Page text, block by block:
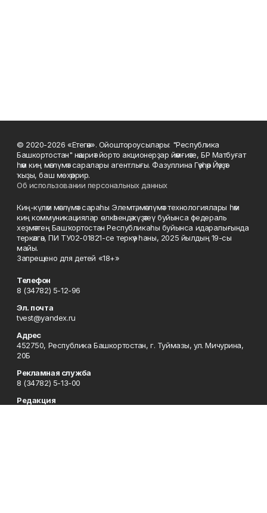
© 2020-2026 «Етегән». Ойоштороусылары: "Республика
Башкортостан" нәшриәт йорто акционерҙар йәмғиәте, БР Матбуғат
һәм киң мәғлүмәт саралары агентлығы. Фазуллина Гәүһәр Йәүҙәт
ҡыҙы, баш мөхәррир.
Об использовании персональных данных
Киң-күләм мәғлүмәт сараһы Элемтә, мәғлүмәт технологиялары һәм
киң коммуникациялар өлкәһендә күҙәтеү буйынса федераль
хеҙмәттең Башҡортостан Республикаһы буйынса идаралығында
теркәлгән, ПИ ТУ02-01821-се теркәү һаны, 2025 йылдың 19-сы
майы.
Запрещено для детей «18+»
Телефон
8 (34782) 5-12-96
Эл. почта
tvest@yandex.ru
Адрес
452750, Республика Башкортостан, г. Туймазы, ул. Мичурина,
20Б
Рекламная служба
8 (34782) 5-13-00
Редакция